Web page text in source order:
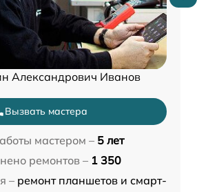
Александрович Иванов
Вызвать мастера
мастером – 5 лет
ремонтов – 1 350
– ремонт планшетов и смарт-